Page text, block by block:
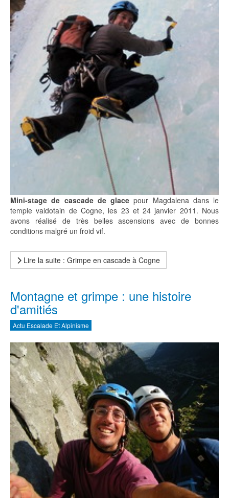
Mini-stage de cascade de glace pour Magdalena dans le
temple valdotain de Cogne, les 23 et 24 janvier 2011. Nous
avons réalisé de très belles ascensions avec de bonnes
conditions malgré un froid vif.
Lire la suite : Grimpe en cascade à Cogne
Montagne et grimpe : une histoire
d'amitiés
Actu Escalade Et Alpinisme